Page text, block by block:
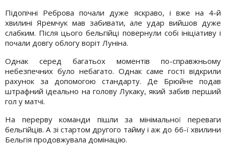
Підопічні Реброва почали дуже яскраво, і вже на 4-й
хвилині Яремчук мав забивати, але удар вийшов дуже
слабким. Після цього бельгійці повернули собі ініціативу і
почали довгу облогу воріт Луніна.
Однак серед багатьох моментів по-справжньому
небезпечних було небагато. Однак саме гості відкрили
рахунок за допомогою стандарту. Де Брюйне подав
штрафний ідеально на голову Лукаку, який забив перший
гол у матчі.
На перерву команди пішли за мінімальної переваги
бельгійців. А зі стартом другого тайму і аж до 66-ї хвилини
Бельгія продовжувала домінацію.